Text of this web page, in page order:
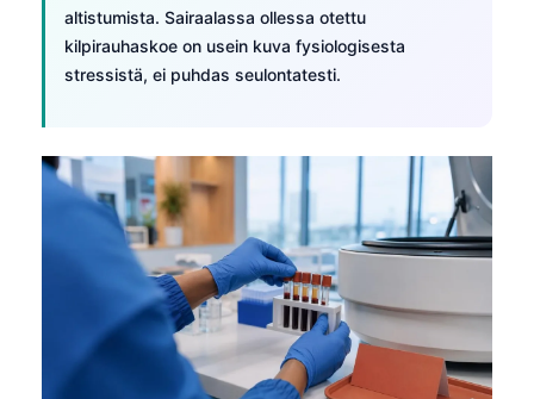
altistumista. Sairaalassa ollessa otettu
kilpirauhaskoe on usein kuva fysiologisesta
stressistä, ei puhdas seulontatesti.